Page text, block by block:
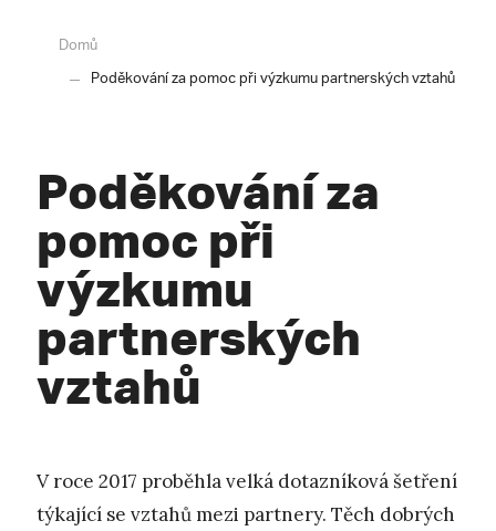
Domů
Poděkování za pomoc při výzkumu partnerských vztahů
Poděkování za
pomoc při
výzkumu
partnerských
vztahů
V roce 2017 proběhla velká dotazníková šetření
týkající se vztahů mezi partnery. Těch dobrých